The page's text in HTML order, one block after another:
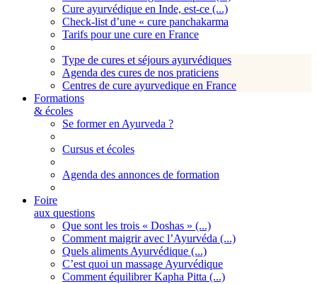
Cure ayurvédique en Inde, est-ce (...)
Check-list d’une « cure panchakarma
Tarifs pour une cure en France
Type de cures et séjours ayurvédiques
Agenda des cures de nos praticiens
Centres de cure ayurvedique en France
Formations
& écoles
Se former en Ayurveda ?
Cursus et écoles
Agenda des annonces de formation
Foire
aux questions
Que sont les trois « Doshas » (...)
Comment maigrir avec l’Ayurvéda (...)
Quels aliments Ayurvédique (...)
C’est quoi un massage Ayurvédique
Comment équilibrer Kapha Pitta (...)